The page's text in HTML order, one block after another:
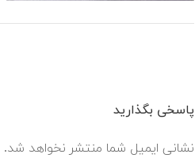
پاسخی بگذارید
نشانی ایمیل شما منتشر نخواهد شد.